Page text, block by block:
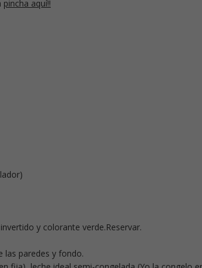
pincha aquí!!
y colorante verde.Reservar.
las paredes y fondo.